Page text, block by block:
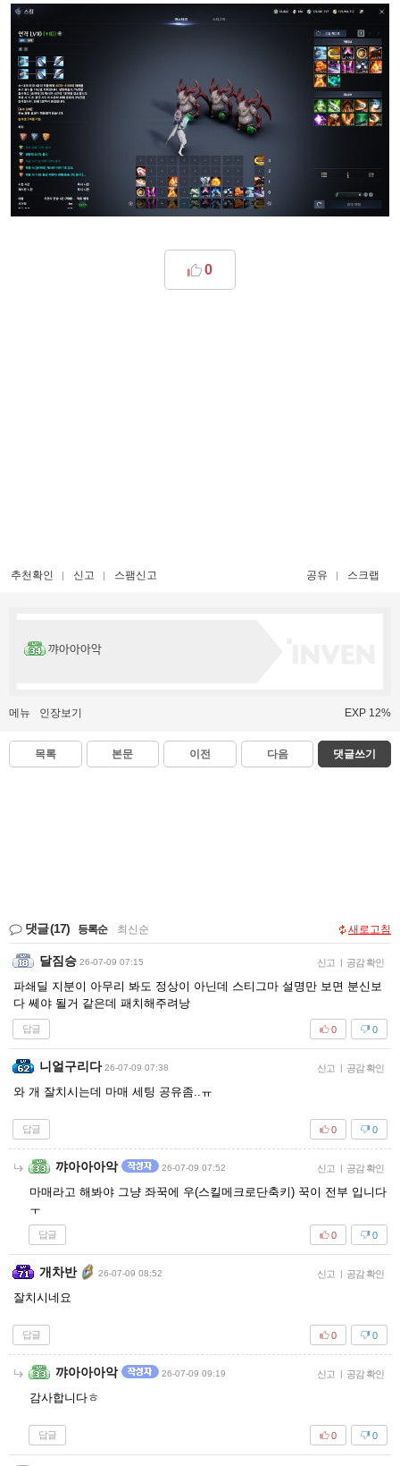
0
추천확인 신고 스팸신고 공유 스크랩
꺄아아아악
메뉴 인장보기 EXP 12%
목록 본문 이전 다음 댓글쓰기
댓글(17) 등록순 최신순 새로고침
달짐승 26-07-09 07:15 신고 | 공감 확인
파쇄딜 지분이 아무리 봐도 정상이 아닌데 스티그마 설명만 보면 분신보
다 쎄야 될거 같은데 패치해주려낭
답글 0
0
니얼구리다 26-07-09 07:38 신고 | 공감 확인
와 개 잘치시는데 마매 세팅 공유좀..ㅠ
답글 0
0
꺄아아아악 26-07-09 07:52 신고 | 공감 확인
마매라고 해봐야 그냥 좌꾹에 우(스킬메크로단축키) 꾹이 전부 입니다
ㅜ
답글 0
0
개차반 26-07-09 08:52 신고 | 공감 확인
잘치시네요
답글 0
0
꺄아아아악 26-07-09 09:19 신고 | 공감 확인
감사합니다ㅎ
답글 0
0